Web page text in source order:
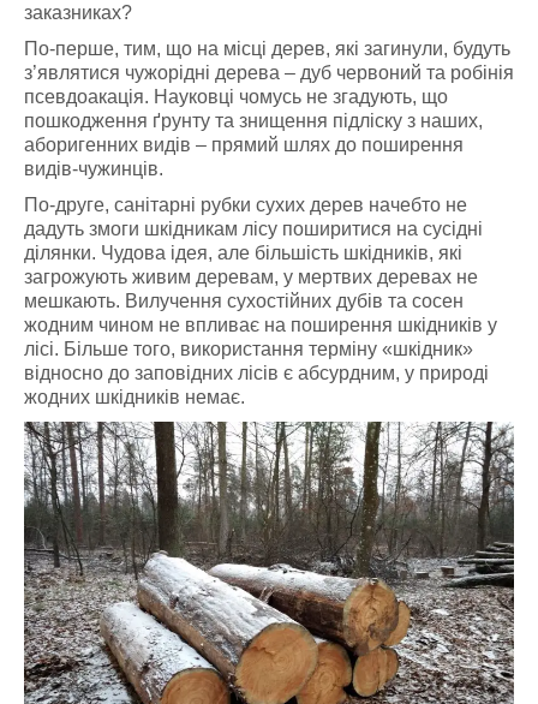
заказниках?
По-перше, тим, що на місці дерев, які загинули, будуть
з’являтися чужорідні дерева – дуб червоний та робінія
псевдоакація. Науковці чомусь не згадують, що
пошкодження ґрунту та знищення підліску з наших,
аборигенних видів – прямий шлях до поширення
видів-чужинців.
По-друге, санітарні рубки сухих дерев начебто не
дадуть змоги шкідникам лісу поширитися на сусідні
ділянки. Чудова ідея, але більшість шкідників, які
загрожують живим деревам, у мертвих деревах не
мешкають. Вилучення сухостійних дубів та сосен
жодним чином не впливає на поширення шкідників у
лісі. Більше того, використання терміну «шкідник»
відносно до заповідних лісів є абсурдним, у природі
жодних шкідників немає.